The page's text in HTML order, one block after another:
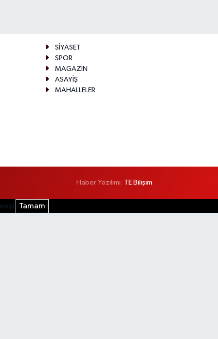
SİYASET
SPOR
MAGAZİN
ASAYİŞ
MAHALLELER
Haber Yazılımı: TE Bilişim
Tamam